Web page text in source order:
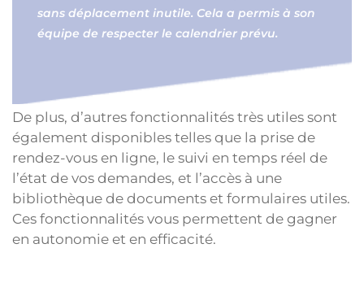
sans déplacement inutile. Cela a permis à son
équipe de respecter le calendrier prévu.
De plus, d’autres fonctionnalités très utiles sont
également disponibles telles que la prise de
rendez-vous en ligne, le suivi en temps réel de
l’état de vos demandes, et l’accès à une
bibliothèque de documents et formulaires utiles.
Ces fonctionnalités vous permettent de gagner
en autonomie et en efficacité.